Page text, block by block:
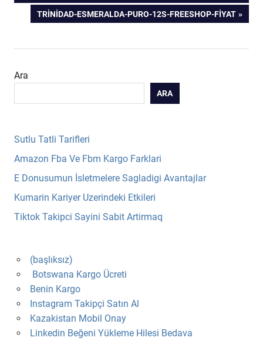
gezinmesi
NEXT
POST:
TRINIDAD-ESMERALDA-PURO-12S-FREESHOP-FIYAT
Ara
ARA
Sutlu Tatli Tarifleri
Amazon Fba Ve Fbm Kargo Farklari
E Donusumun İsletmelere Sagladigi Avantajlar
Kumarin Kariyer Uzerindeki Etkileri
Tiktok Takipci Sayini Sabit Artirmaq
(başlıksız)
Botswana Kargo Ücreti
Benin Kargo
Instagram Takipçi Satın Al
Kazakistan Mobil Onay
Linkedin Beğeni Yükleme Hilesi Bedava